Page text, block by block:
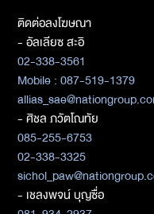
ติดต่อลงโฆษณา
- อัลเลียซ สะอิ
02-338-3561
Mobile : 087-519-1379
- ศิชล ภวัตโณทัย
085-255-6753
02-338-3325
- เชลงพจน์ บุญซื่อ